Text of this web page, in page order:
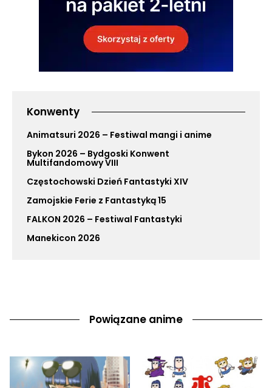
Konwenty
Animatsuri 2026 – Festiwal mangi i anime
Bykon 2026 – Bydgoski Konwent
Multifandomowy VIII
Częstochowski Dzień Fantastyki XIV
Zamojskie Ferie z Fantastyką 15
FALKON 2026 – Festiwal Fantastyki
Manekicon 2026
Powiązane anime